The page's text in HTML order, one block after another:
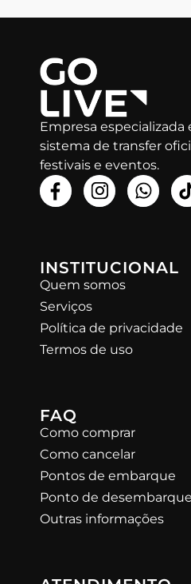
Empresa especializada
sistema de transfer
festivais e eventos.
INSTITUCIONAL
Quem somos
Serviços
Política de privacidade
Termos de uso
FAQ
Como comprar
Como cancelar
Pontos de embarque
Ponto de desembarque
Outras informações